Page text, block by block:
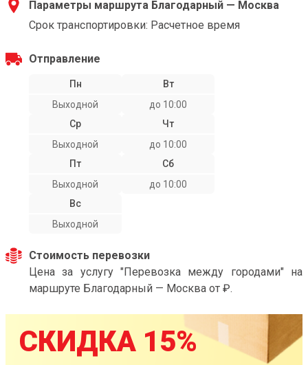
Параметры маршрута Благодарный — Москва
Срок транспортировки: Расчетное время
Отправление
Пн
Выходной
Вт
до 10:00
Ср
Выходной
Чт
до 10:00
Пт
Выходной
Сб
до 10:00
Вс
Выходной
Стоимость перевозки
Цена за услугу "Перевозка между городами" на
маршруте Благодарный — Москва от ₽.
СКИДКА 15%